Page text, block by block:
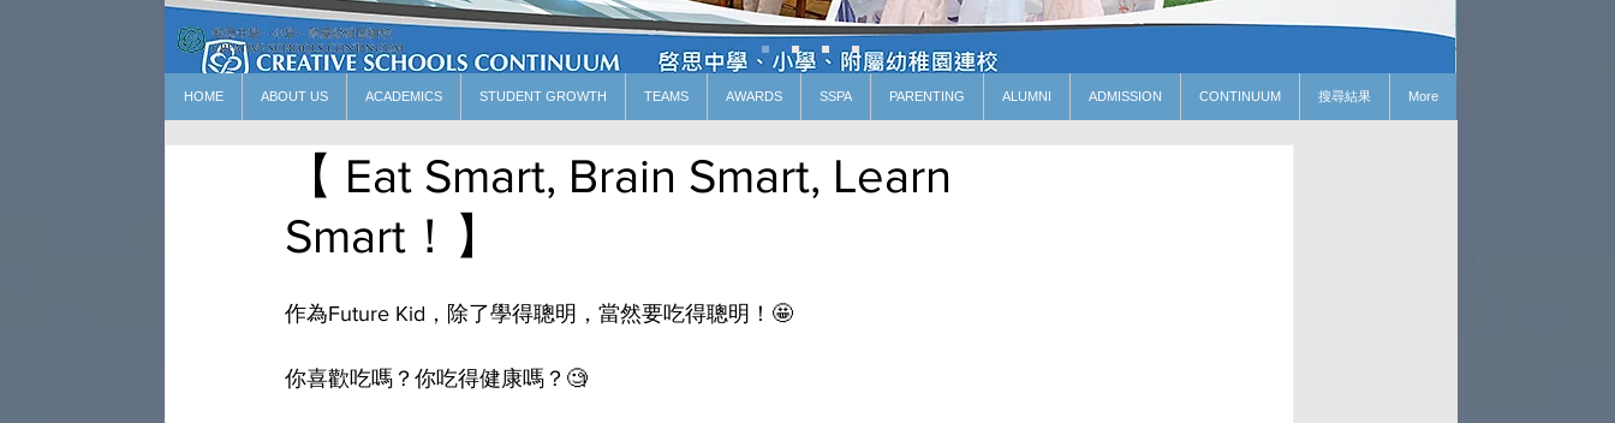
HOME ABOUT US ACADEMICS STUDENT GROWTH TEAMS AWARDS SSPA PARENTING ALUMNI ADMISSION CONTINUUM 搜尋結果 More
【 Eat Smart, Brain Smart, Learn
Smart！】
作為Future Kid，除了學得聰明，當然要吃得聰明！🤩
你喜歡吃嗎？你吃得健康嗎？🧐